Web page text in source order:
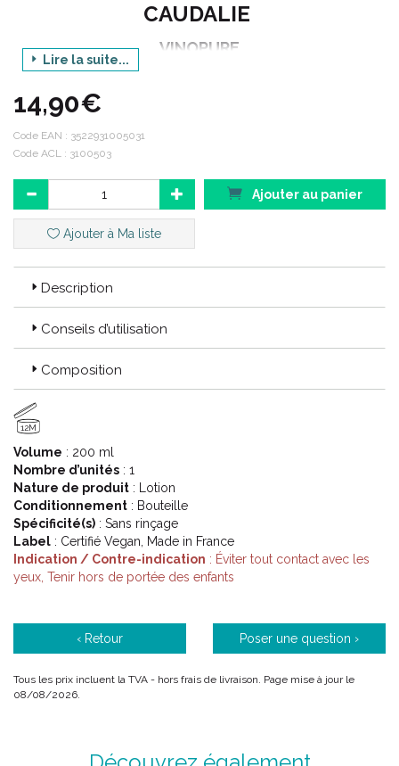
CAUDALIE
VINOPURE
Peaux mixtes à tendance acnéïque
CODE EAN : 3522931005031
CODE ACL : 3100503
Lire la suite...
14,90€
Code EAN : 3522931005031
Code ACL : 3100503
Ajouter au panier
Ajouter à Ma liste
Description
Conseils d’utilisation
Composition
12M
Volume : 200 ml
Nombre d’unités : 1
Nature de produit : Lotion
Conditionnement : Bouteille
Spécificité(s) : Sans rinçage
Label : Certifié Vegan, Made in France
Indication / Contre-indication : Éviter tout contact avec les
yeux, Tenir hors de portée des enfants
‹ Retour Poser une question ›
Tous les prix incluent la TVA - hors frais de livraison. Page mise à jour le
08/08/2026.